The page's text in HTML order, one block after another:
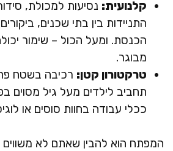
קלנועית: נסיעות למכולת,
התניידות בין בתי שכנים,
הכנסת. ומעל הכול – שימור
מבוגר.
טרקטורון קטן: רכיבה בשטח
תחביב לילדים מעל גיל מסוים
ככלי עבודה בחוות סוסים או
המפתח הוא להבין שאתם לא משווים